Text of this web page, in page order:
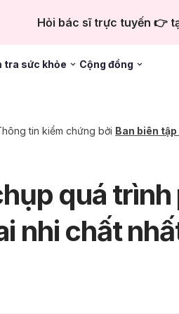
Hỏi bác sĩ trực tuyến 👉
tra sức khỏe Cộng đồng
tin kiểm chứng bởi Ban biên
quá trình
nhi chất